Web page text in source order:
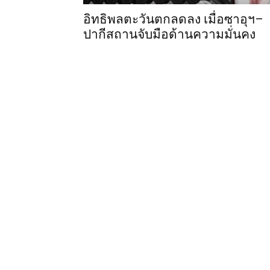
อิทธิพลตะวันตกลดลง เมื่อซาอุฯ–
ปากีสถานจับมือด้านความมั่นคง